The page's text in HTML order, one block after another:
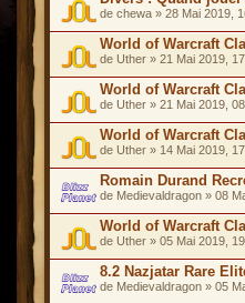
de chewa » 28 Mai 2019,
World of Warcraft
de Uther » 21 Mai 2019,
World of Warcraft
de Uther » 21 Mai 2019,
World of Warcraft
de Uther » 14 Mai 2019,
Romain Durand
de Medievaldragon » 08
World of Warcraft
de Uther » 05 Mai 2019,
8.2 Nazjatar Rare
de Medievaldragon » 05